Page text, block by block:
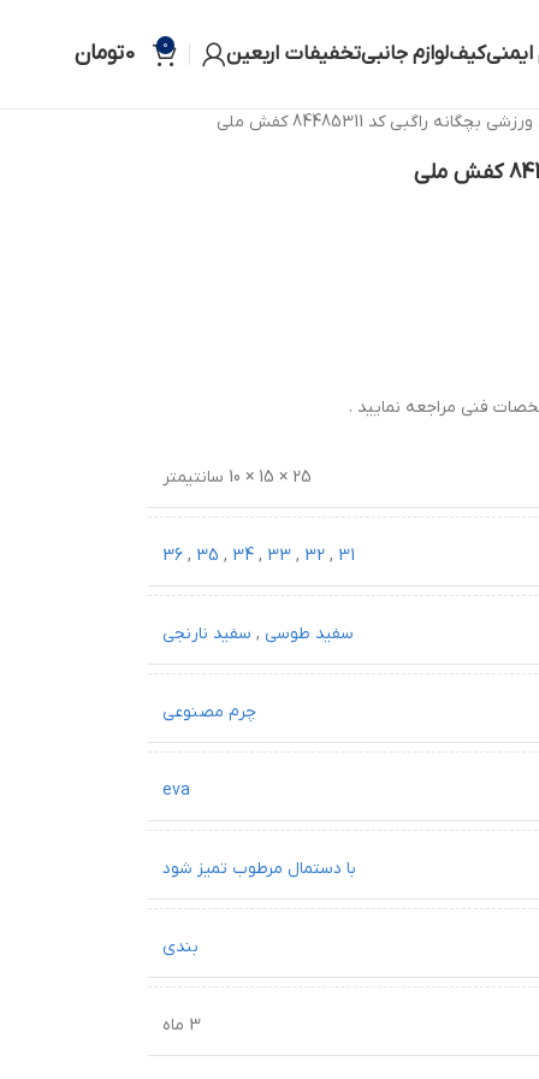
ایمنیکیفلوازم جانبیتخفیفات اربعین 0
0تومان
بچگانه راگبی کد 84485311 کفش ملی
فنی مراجعه نمایید .
25 × 15 × 10 سانتیمتر
31
,
32
,
33
,
34
,
35
,
36
سفید طوسی , سفید نارنجی
چرم مصنوعی
eva
با دستمال مرطوب تمیز شود
بندی
3 ماه